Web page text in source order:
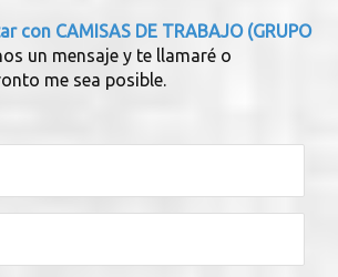
con CAMISAS DE TRABAJO (GRUPO
un mensaje y te llamaré o
me sea posible.